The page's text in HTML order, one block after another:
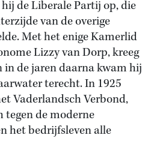
de Liberale Partij op, die
van de overige
Met het enige Kamerlid
Lizzy van Dorp, kreeg
in de jaren daarna kwam hij
terecht. In 1925
Vaderlandsch Verbond,
tegen de moderne
het bedrijfsleven alle